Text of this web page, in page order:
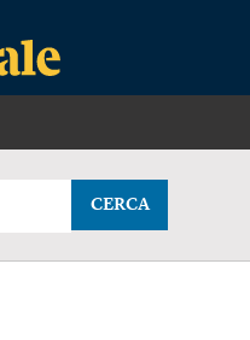
CERCA